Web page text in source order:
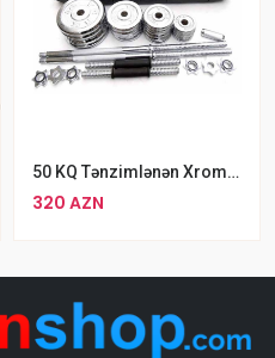
50 KQ Tənzimlənən Xrom Ştanq Qantel Dəsti Toptons Keysdə
320 AZN